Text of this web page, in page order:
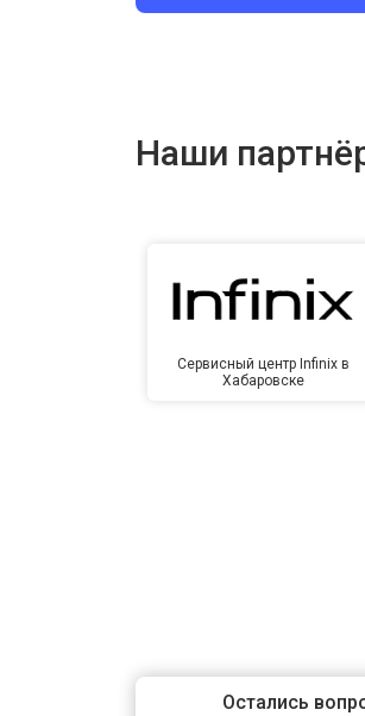
Наши
Сервисный центр Infinix в
Хабаровске
Остались